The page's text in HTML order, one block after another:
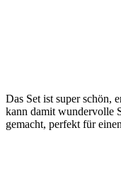
Das Set ist super schön,
kann damit wundervolle
gemacht, perfekt für